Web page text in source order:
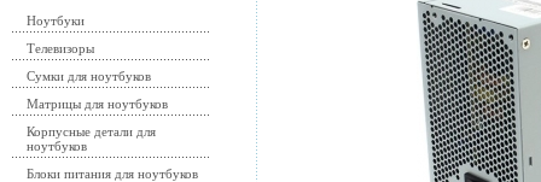
Ноутбуки
Телевизоры
Сумки для ноутбуков
Матрицы для ноутбуков
Корпусные детали для
ноутбуков
Блоки питания для ноутбуков